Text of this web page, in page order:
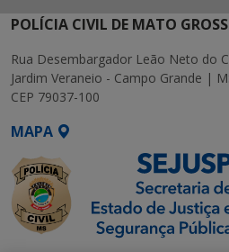
POLÍCIA CIVIL DE MATO
Rua Desembargador Leão Neto do
Jardim Veraneio - Campo Grande |
CEP 79037-100
MAPA